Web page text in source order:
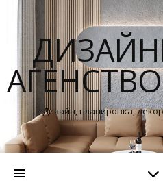
Дизайн, планировка,